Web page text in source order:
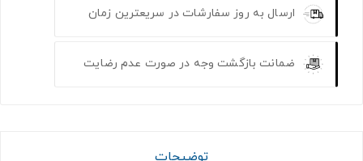
ارسال به روز سفارشات در سریعترین زمان
ضمانت بازگشت وجه در صورت عدم رضایت
توضیحات